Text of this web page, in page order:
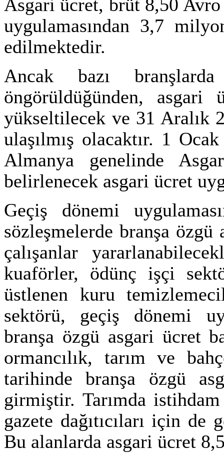
Asgari ücret, brüt 8,50
uygulamasından 3,7
edilmektedir.
Ancak bazı
öngörüldüğünden, asgari
yükseltilecek ve 31 Aralık
ulaşılmış olacaktır. 1
Almanya genelinde
belirlenecek asgari ücret
Geçiş dönemi
sözleşmelerde branşa
çalışanlar
kuaförler, ödünç işçi
üstlenen kuru
sektörü, geçiş dönemi
branşa özgü asgari ücret
ormancılık, tarım ve
tarihinde branşa özgü
girmiştir. Tarımda
gazete dağıtıcıları için de
Bu alanlarda asgari ücret